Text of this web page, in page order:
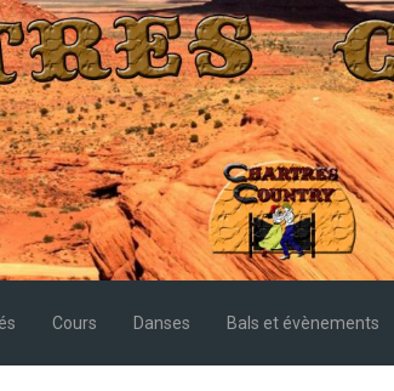
Cours Danses Bals et évènements